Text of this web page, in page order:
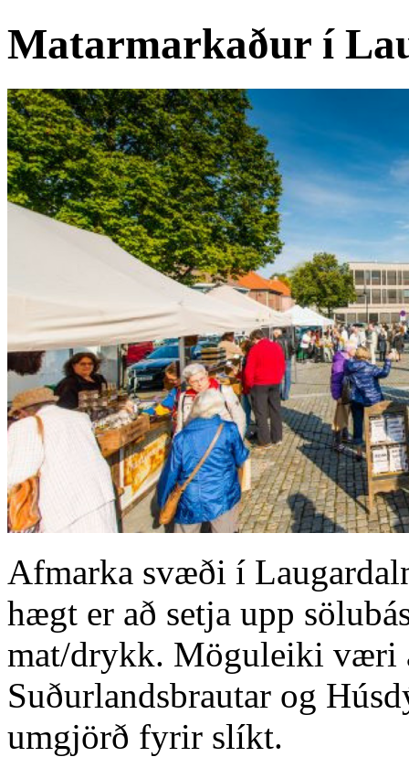
Matarmarkaður í
Afmarka svæði í
hægt er að setja upp
mat/drykk. Möguleiki væri
Suðurlandsbrautar og
umgjörð fyrir slíkt.